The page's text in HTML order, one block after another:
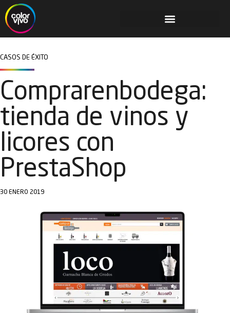
CASOS DE ÉXITO
Comprarenbodega:
tienda de vinos y
licores con
PrestaShop
30 ENERO 2019